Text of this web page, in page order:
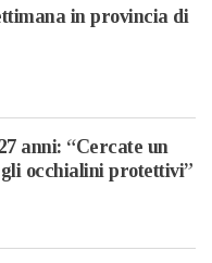
in provincia di
anni: “Cercate un
occhialini protettivi”